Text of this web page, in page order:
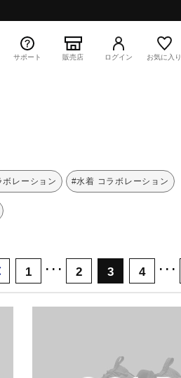
サポート 販売店 ログイン お気に入り
レーション #水着 コラボレーション
1 ･･･ 2 3 4 ･･･